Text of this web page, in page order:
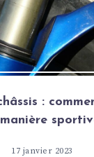
:
17 janvier 2023